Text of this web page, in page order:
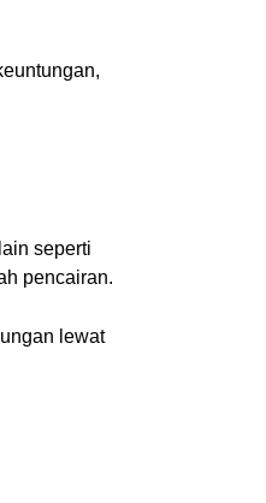
seperti
pencairan.
lewat